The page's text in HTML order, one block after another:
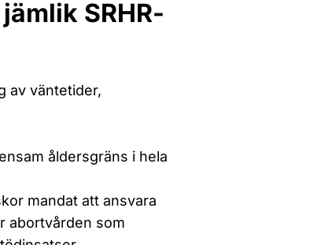
SRHR-
av väntetider,
åldersgräns i hela
mandat att ansvara
abortvården som